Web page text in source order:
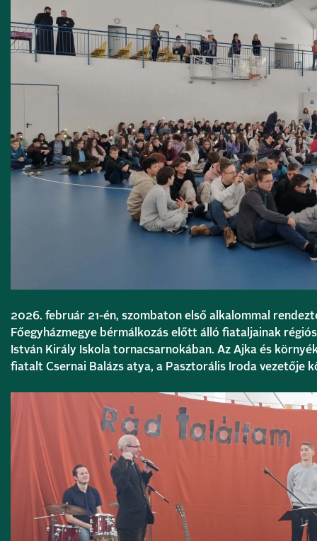
2026. február 21-én, szombaton első alkalommal
Főegyházmegye bérmálkozás előtt álló fiataljainak
István Király Iskola tornacsarnokában. Az Ajka és
fiatalt Csernai Balázs atya, a Pasztorális Iroda vezetője